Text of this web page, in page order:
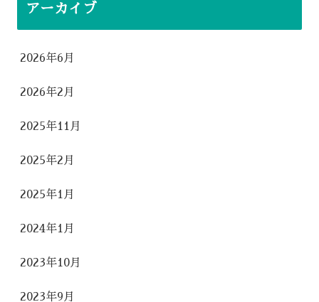
アーカイブ
2026年6月
2026年2月
2025年11月
2025年2月
2025年1月
2024年1月
2023年10月
2023年9月